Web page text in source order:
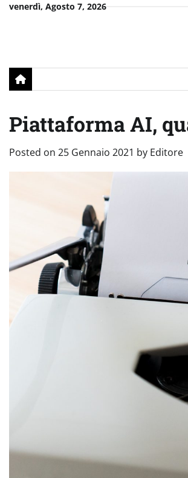
Skipvenerdì, Agosto 7, 2026
Piattaforma AI,
Posted on 25 Gennaio 2021 by Editore